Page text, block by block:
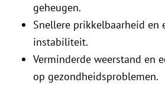
geheugen.
Snellere prikkelbaarheid en
instabiliteit.
Verminderde weerstand en
op gezondheidsproblemen.